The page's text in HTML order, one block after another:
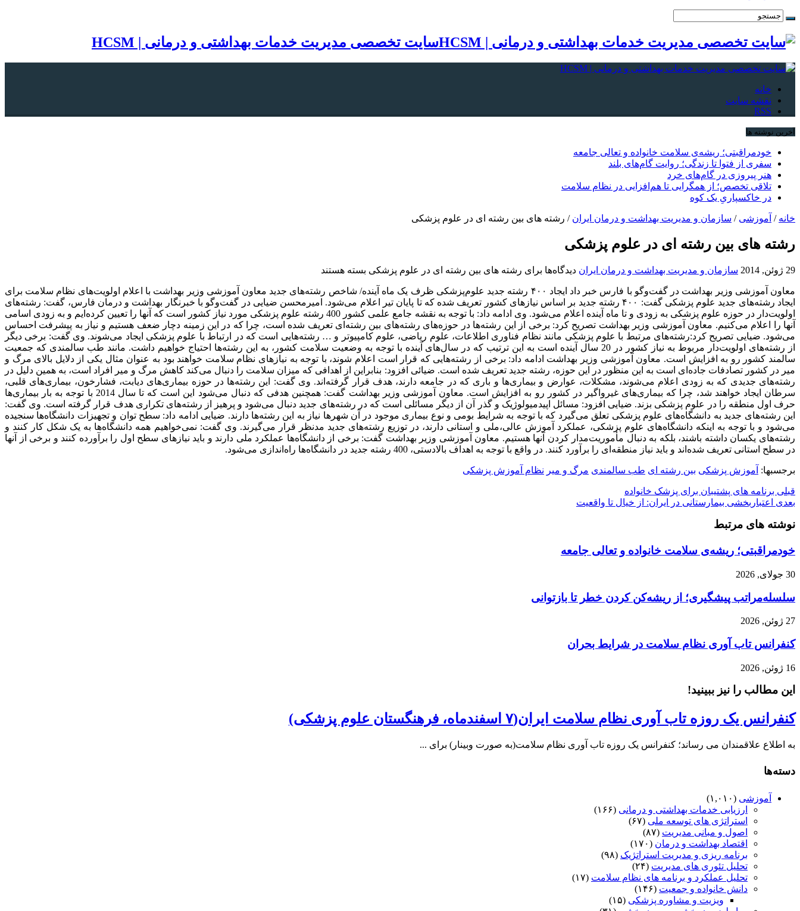
سایت تخصصی مدیریت خدمات بهداشتی و درمانی | HCSM
خانه
نقشه سایت
RSS
آخرین نوشته ها
خودمراقبتی؛ ریشه‌ی سلامت خانواده و تعالی جامعه
سفری از فتوا تا زندگی؛ روایت گام‌های بلند
هنر پیروزی در گام‌های خرد
تلاقی تخصص؛ از همگرایی تا هم‌افزایی در نظام سلامت
در خاکسپاریِ یک کوه
خانه / آموزشی / سازمان و مدیریت بهداشت و درمان ایران / رشته های بین رشته ای در علوم پزشکی
رشته های بین رشته ای در علوم پزشکی
29 ژوئن, 2014 سازمان و مدیریت بهداشت و درمان ایران دیدگاه‌ها برای رشته های بین رشته ای در علوم پزشکی بسته هستند
معاون آموزشی وزیر بهداشت در گفت‌وگو با فارس خبر داد ایجاد ۴۰۰ رشته جدید علوم‌پزشکی ظرف یک ماه آینده/ شاخص رشته‌های جدید معاون آموزشی وزیر بهداشت با اعلام اولویت‌های نظام سلامت برای
ایجاد رشته‌های جدید علوم پزشکی گفت: ۴۰۰ رشته جدید بر اساس نیازهای کشور تعریف شده که تا پایان تیر اعلام می‌شود. امیرمحسن ضیایی در گفت‌وگو با خبرنگار بهداشت و درمان فارس، گفت: رشته‌های
اولویت‌دار در حوزه علوم پزشکی به زودی و تا ماه آینده اعلام می‌شود. وی ادامه داد: با توجه به نقشه جامع علمی کشور 400 رشته علوم پزشکی مورد نیاز کشور است که آنها را تعیین کرده‌ایم و به زودی اسامی
آنها را اعلام می‌کنیم. معاون آموزشی وزیر بهداشت تصریح کرد: برخی از این رشته‌ها در حوزه‌های رشته‌های بین رشته‌ای تعریف شده است، چرا که در این زمینه دچار ضعف هستیم و نیاز به پیشرفت احساس
می‌شود. ضیایی تصریح کرد:‌رشته‌های مرتبط با علوم پزشکی مانند نظام فناوری اطلاعات، علوم ریاضی، علوم کامپیوتر و … رشته‌هایی است که در ارتباط با علوم پزشکی ایجاد می‌شوند. وی گفت: برخی دیگر
از رشته‌های اولویت‌دار مربوط به نیاز کشور در 20 سال آینده است به این ترتیب که در سال‌های آینده با توجه به وضعیت سلامت کشور، به این رشته‌ها احتیاج خواهیم داشت. مانند طب سالمندی که جمعیت
سالمند کشور رو به افزایش است. معاون آموزشی وزیر بهداشت ادامه داد: برخی از رشته‌هایی که قرار است اعلام شوند، با توجه به نیازهای نظام سلامت خواهند بود به عنوان مثال یکی از دلایل بالای مرگ و
میر در کشور تصادفات جاده‌ای است به این منظور در این حوزه، رشته جدید تعریف شده است. ضیائی افزود: بنابراین از اهدافی که میزان سلامت را دنبال می‌کند کاهش مرگ و میر افراد است، به همین دلیل در
رشته‌های جدیدی که به زودی اعلام می‌شوند، مشکلات، عوارض و بیماری‌ها و باری که در جامعه دارند، هدف قرار گرفته‌اند. وی گفت: این رشته‌ها در حوزه بیماری‌های دیابت، فشارخون، بیماری‌های قلبی،
سرطان ایجاد خواهند شد، چرا که بیماری‌های غیرواگیر در کشور رو به افزایش است. معاون آموزشی وزیر بهداشت گفت: همچنین هدفی که دنبال می‌شود این است که تا سال 2014 با توجه به بار بیماری‌ها
حرف اول منطقه را در علوم پزشکی بزند. ضیایی افزود: مسائل اپیدمیولوژیک و گذر آن از دیگر مسائلی است که در رشته‌های جدید دنبال می‌شود و پرهیز از رشته‌های تکراری هدف قرار گرفته است. وی گفت:
این رشته‌های جدید به دانشگاه‌های علوم پزشکی تعلق می‌گیرد که با توجه به شرایط بومی و نوع بیماری موجود در آن شهرها نیاز به این رشته‌ها دارند. ضیایی ادامه داد: سطح توان و تجهیزات دانشگاه‌ها سنجیده
می‌شود و با توجه به اینکه دانشگاه‌های علوم پزشکی، عملکرد آموزش عالی،‌ملی و استانی دارند، در توزیع رشته‌های جدید مدنظر قرار می‌گیرند. وی گفت: نمی‌خواهیم همه دانشگاه‌ها به یک شکل کار کنند و
رشته‌های یکسان داشته باشند، بلکه به دنبال مأموریت‌مدار کردن آنها هستیم. معاون آموزشی وزیر بهداشت گفت: برخی از دانشگاه‌ها عملکرد ملی دارند و باید نیازهای سطح اول را برآورده کنند و برخی از آنها
در سطح استانی تعریف شده‌اند و باید نیاز منطقه‌ای را برآورد کنند. در واقع با توجه به اهداف بالادستی، 400 رشته جدید در دانشگاه‌ها راه‌اندازی می‌شود.
برجسبها: آموزش پزشکی بین رشته ای طب سالمندی مرگ و میر نظام آموزش پزشکی
قبلی برنامه های پشتیبان برای پزشک خانواده
بعدی اعتباربخشی بیمارستانی در ایران: از خیال تا واقعیت
نوشته های مرتبط
خودمراقبتی؛ ریشه‌ی سلامت خانواده و تعالی جامعه
30 جولای, 2026
سلسله‌مراتب پیشگیری؛ از ریشه‌کن کردن خطر تا بازتوانی
27 ژوئن, 2026
کنفرانس تاب آوری نظام سلامت در شرایط بحران
16 ژوئن, 2026
این مطالب را نیز ببینید!
کنفرانس یک روزه تاب آوری نظام سلامت ایران(۷ اسفندماه، فرهنگستان علوم پزشکی)
به اطلاع علاقمندان می رساند؛ کنفرانس یک روزه تاب آوری نظام سلامت(به صورت وبینار) برای ...
دسته‌ها
آموزشی (۱,۰۱۰)
ارزیابی خدمات بهداشتی و درمانی (۱۶۶)
استراتژی های توسعه ملی (۶۷)
اصول و مبانی مدیریت (۸۷)
اقتصاد بهداشت و درمان (۱۷۰)
برنامه ریزی و مدیریت استراتژیک (۹۸)
تحلیل تئوری های مدیریت (۲۴)
تحلیل عملکرد و برنامه های نظام سلامت (۱۷)
دانش خانواده و جمعیت (۱۴۶)
ویزیت و مشاوره پزشکی (۱۵)